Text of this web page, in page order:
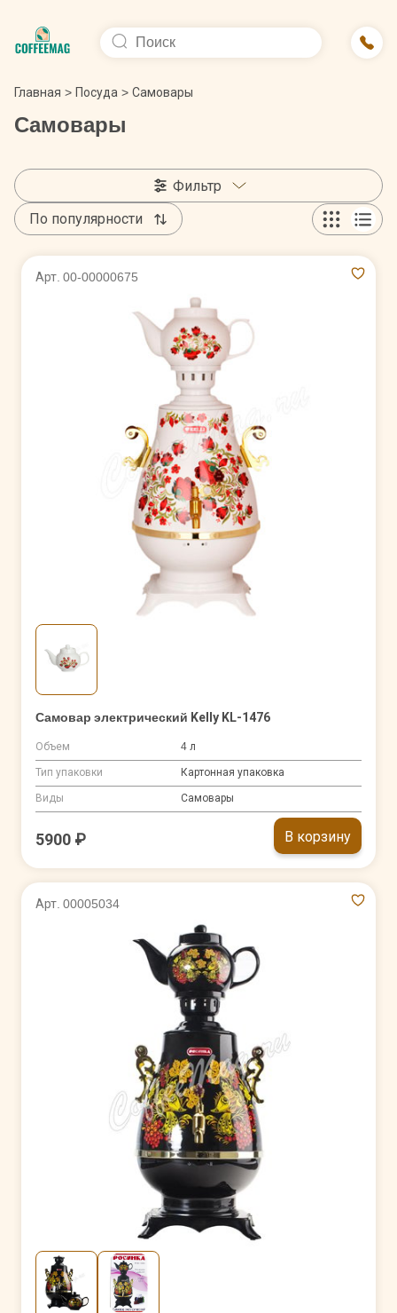
Главная > Посуда > Самовары
Самовары
Фильтр
По популярности
Арт. 00-00000675
Самовар электрический Kelly KL-1476
Объем 4 л
Тип упаковки Картонная упаковка
Виды Самовары
5900 ₽ В корзину
Арт. 00005034